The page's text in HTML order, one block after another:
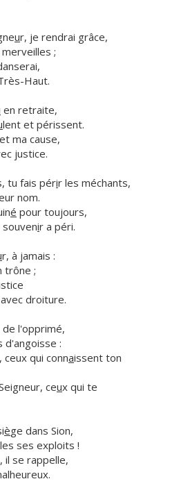
ur, je rendrai grâce,
;
Haut.
en retraite,
lent et périssent.
ma cause,
justice.
tu fais périr les méchants,
nom.
é pour toujours,
ir a péri.
r, à jamais :
trône ;
droiture.
de l'opprimé,
d'angoisse :
qui connaissent ton
ceux qui te
ège dans Sion,
ses exploits !
, il se rappelle,